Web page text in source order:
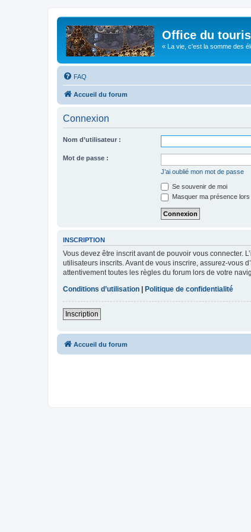
Office du
« La vie, c'est la somme des
FAQ
Accueil du forum
Connexion
Nom d’utilisateur :
Mot de passe :
J’ai oublié mon mot de passe
Se souvenir de moi
Masquer ma présence
INSCRIPTION
Vous devez être inscrit avant de pouvoir vous connecter.
utilisateurs inscrits. Avant de vous inscrire, assurez-vous
attentivement toutes les règles du forum lors de votre
Conditions d’utilisation
Politique de confidentialité
Inscription
Accueil du forum